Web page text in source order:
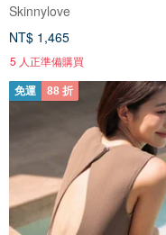
Skinnylove
NT$ 1,465
5 人正準備購買
免運 88 折